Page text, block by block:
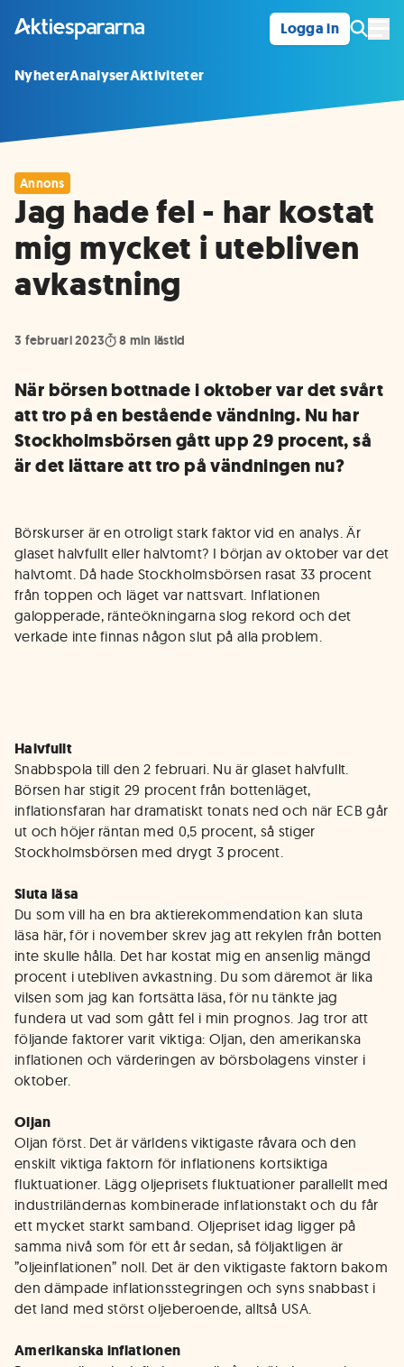
Logga in
NyheterAnalyserAktiviteter
Annons
Jag hade fel - har kostat
mig mycket i utebliven
avkastning
3 februari 2023 8 min lästid
När börsen bottnade i oktober var det svårt
att tro på en bestående vändning. Nu har
Stockholmsbörsen gått upp 29 procent, så
är det lättare att tro på vändningen nu?
Börskurser är en otroligt stark faktor vid en analys. Är
glaset halvfullt eller halvtomt? I början av oktober var det
halvtomt. Då hade Stockholmsbörsen rasat 33 procent
från toppen och läget var nattsvart. Inflationen
galopperade, ränteökningarna slog rekord och det
verkade inte finnas någon slut på alla problem.
Halvfullt
Snabbspola till den 2 februari. Nu är glaset halvfullt.
Börsen har stigit 29 procent från bottenläget,
inflationsfaran har dramatiskt tonats ned och när ECB går
ut och höjer räntan med 0,5 procent, så stiger
Stockholmsbörsen med drygt 3 procent.
Sluta läsa
Du som vill ha en bra aktierekommendation kan sluta
läsa här, för i november skrev jag att rekylen från botten
inte skulle hålla. Det har kostat mig en ansenlig mängd
procent i utebliven avkastning. Du som däremot är lika
vilsen som jag kan fortsätta läsa, för nu tänkte jag
fundera ut vad som gått fel i min prognos. Jag tror att
följande faktorer varit viktiga: Oljan, den amerikanska
inflationen och värderingen av börsbolagens vinster i
oktober.
Oljan
Oljan först. Det är världens viktigaste råvara och den
enskilt viktiga faktorn för inflationens kortsiktiga
fluktuationer. Lägg oljeprisets fluktuationer parallellt med
industriländernas kombinerade inflationstakt och du får
ett mycket starkt samband. Oljepriset idag ligger på
samma nivå som för ett år sedan, så följaktligen är
”oljeinflationen” noll. Det är den viktigaste faktorn bakom
den dämpade inflationsstegringen och syns snabbast i
det land med störst oljeberoende, alltså USA.
Amerikanska inflationen